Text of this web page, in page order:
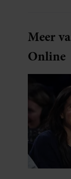
Meer
Online